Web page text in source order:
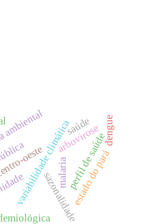
sazonalidadeestado do pará
variabilidade climáticaarbovirose
oeste perfil de saúde
malaria
dengue
saúde